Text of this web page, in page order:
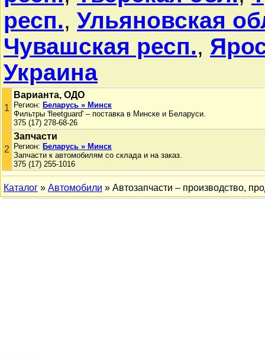
респ., Ульяновская
Чувашская респ.,
Украина
1
Варианта, ОДО
Регион: Беларусь » Минск
Фильтры 'fleetguard' – поставка в Минске и Беларуси.
375 (17) 278-68-26
2
Запчасти
Регион: Беларусь » Минск
Запчасти к автомобилям со склада и на заказ.
375 (17) 255-1016
Каталог » Автомобили » Автозапчасти – производство,